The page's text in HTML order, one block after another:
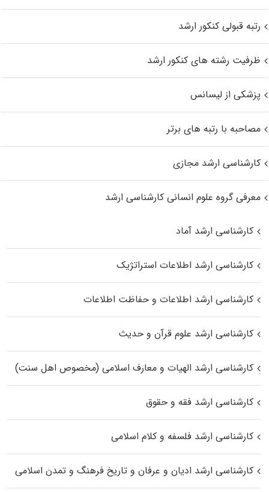
رتبه قبولی کنکور ارشد
ظرفیت رشته های کنکور ارشد
پزشکی از لیسانس
مصاحبه با رتبه های برتر
کارشناسی ارشد مجازی
معرفی گروه علوم انسانی کارشناسی ارشد
کارشناسی ارشد آماد
کارشناسی ارشد اطلاعات استراتژیک
کارشناسی ارشد اطلاعات و حفاظت اطلاعات
کارشناسی ارشد علوم قرآن و حدیث
کارشناسی ارشد الهیات و معارف اسلامی (مخصوص اهل سنت)
کارشناسی ارشد فقه و حقوق
کارشناسی ارشد فلسفه و کلام اسلامی
کارشناسی ارشد ادیان و عرفان و تاریخ فرهنگ و تمدن اسلامی